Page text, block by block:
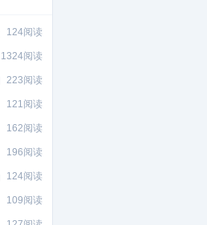
124阅读
1324阅读
223阅读
121阅读
162阅读
196阅读
124阅读
109阅读